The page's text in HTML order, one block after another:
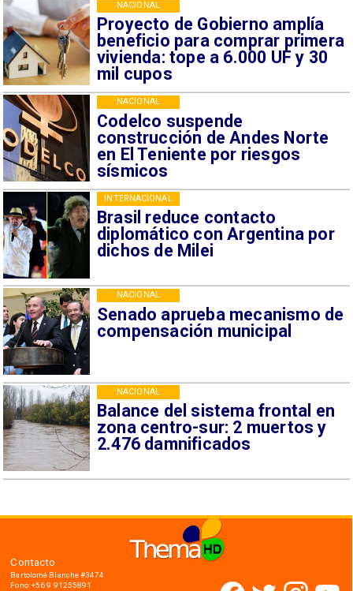
Proyecto de Gobierno amplía
beneficio para comprar primera
vivienda: tope a 6.000 UF y 30
mil cupos
NACIONAL
Codelco suspende
construcción de Andes Norte
en El Teniente por riesgos
sísmicos
NACIONAL
Brasil reduce contacto
diplomático con Argentina por
dichos de Milei
INTERNACIONAL
Senado aprueba mecanismo de
compensación municipal
NACIONAL
Balance del sistema frontal en
zona centro-sur: 2 muertos y
2.476 damnificados
NACIONAL
Contacto
Bartolomé Blanche #3474
Fono: +56 9 91255891